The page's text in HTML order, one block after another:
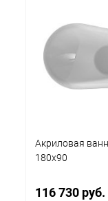
Купить в 1
В избранное
Акриловая
180x90
116 730 руб.